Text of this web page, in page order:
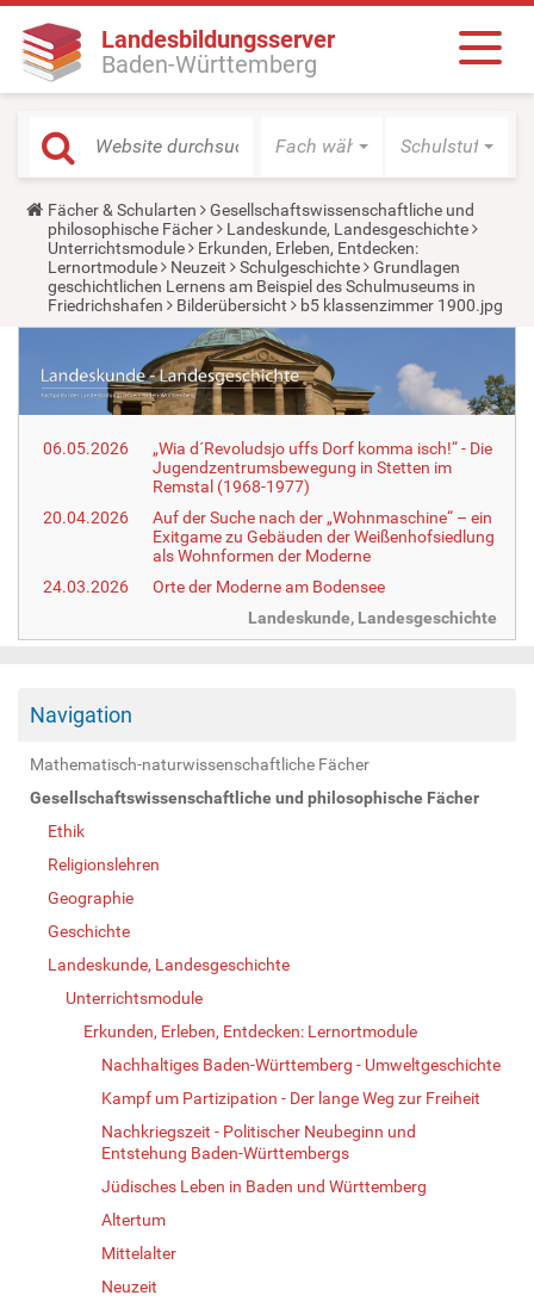
Landesbildungsserver
Baden-Württemberg
Fach wählen Schulstufe
Y
o
u
a
r
e
h
e
:
Fächer & Schularten
Gesellschaftswissenschaftliche und
philosophische Fächer
Landeskunde, Landesgeschichte
Unterrichtsmodule
Erkunden, Erleben, Entdecken:
Lernortmodule
Neuzeit Schulgeschichte
Grundlagen
geschichtlichen Lernens am Beispiel des Schulmuseums in
Friedrichshafen
Bilderübersicht b5 klassenzimmer 1900.jpg
06.05.2026
„Wia d´Revoludsjo uffs Dorf komma isch!“ - Die
Jugendzentrumsbewegung in Stetten im
Remstal (1968-1977)
20.04.2026
Auf der Suche nach der „Wohnmaschine“ – ein
Exitgame zu Gebäuden der Weißenhofsiedlung
als Wohnformen der Moderne
24.03.2026
Orte der Moderne am Bodensee
Landeskunde, Landesgeschichte
Navigation
Mathematisch-naturwissenschaftliche Fächer
Gesellschaftswissenschaftliche und philosophische Fächer
Ethik
Religionslehren
Geographie
Geschichte
Landeskunde, Landesgeschichte
Unterrichtsmodule
Erkunden, Erleben, Entdecken: Lernortmodule
Nachhaltiges Baden-Württemberg - Umweltgeschichte
Kampf um Partizipation - Der lange Weg zur Freiheit
Nachkriegszeit - Politischer Neubeginn und
Entstehung Baden-Württembergs
Jüdisches Leben in Baden und Württemberg
Altertum
Mittelalter
Neuzeit